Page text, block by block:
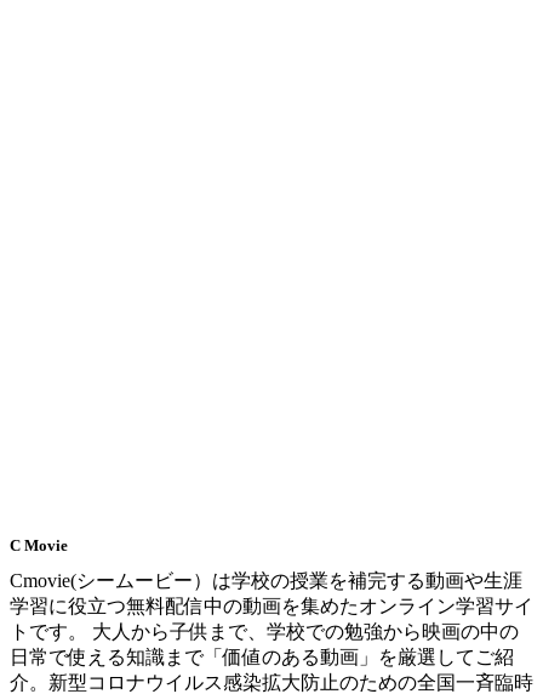
C Movie
Cmovie(シームービー）は学校の授業を補完する動画や生涯
学習に役立つ無料配信中の動画を集めたオンライン学習サイ
トです。 大人から子供まで、学校での勉強から映画の中の
日常で使える知識まで「価値のある動画」を厳選してご紹
介。新型コロナウイルス感染拡大防止のための全国一斉臨時